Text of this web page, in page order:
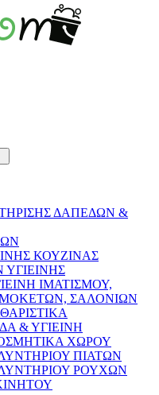
ΔΑΠΕΔΩΝ &
ΚΟΥΖΙΝΑΣ
ΙΜΑΤΙΣΜΟΥ,
ΣΑΛΟΝΙΩΝ
& ΥΓΙΕΙΝΗ
ΧΩΡΟΥ
ΠΙΑΤΩΝ
ΡΟΥΧΩΝ